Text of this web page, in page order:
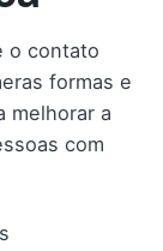
o contato
formas e
melhorar a
com